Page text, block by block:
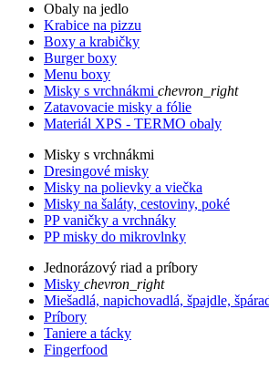
Obaly na jedlo
Krabice na pizzu
Boxy a krabičky
Burger boxy
Menu boxy
Misky s vrchnákmi chevron_right
Zatavovacie misky a fólie
Materiál XPS - TERMO obaly
Misky s vrchnákmi
Dresingové misky
Misky na polievky a viečka
Misky na šaláty, cestoviny, poké
PP vaničky a vrchnáky
PP misky do mikrovlnky
Jednorázový riad a príbory
Misky chevron_right
Miešadlá, napichovadlá, špajdle,
Príbory
Taniere a tácky
Fingerfood